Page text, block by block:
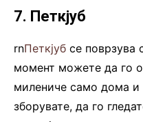
7. Петкјуб
rnПеткјуб се поврзува
момент можете да го
милениче само дома и
зборувате, да го